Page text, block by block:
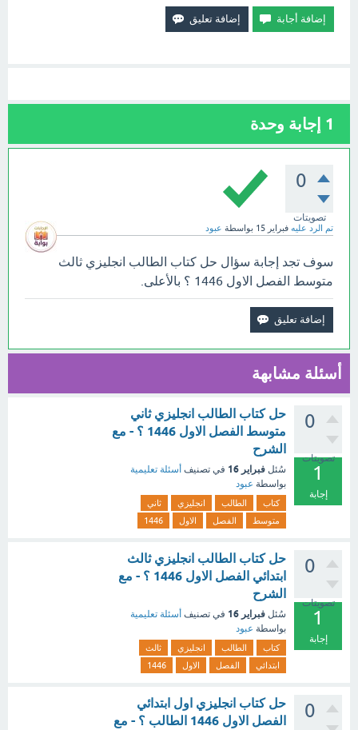
1 إجابة وحدة
0
تصويتات
تم الرد عليه فبراير 15 بواسطة عبود
سوف تجد إجابة سؤال حل كتاب الطالب انجليزي ثالث
متوسط الفصل الاول 1446 ؟ بالأعلى.
أسئلة مشابهة
0
تصويتات
1
إجابة
حل كتاب الطالب انجليزي ثاني
متوسط الفصل الاول 1446 ؟ - مع
الشرح
سُئل فبراير 16 في تصنيف أسئلة تعليمية
بواسطة عبود
كتاب الطالب انجليزي
ثاني
متوسط
الفصل الاول 1446
0
تصويتات
1
إجابة
حل كتاب الطالب انجليزي ثالث
ابتدائي الفصل الاول 1446 ؟ - مع
الشرح
سُئل فبراير 16 في تصنيف أسئلة تعليمية
بواسطة عبود
كتاب الطالب انجليزي
ثالث
ابتدائي
الفصل الاول 1446
0
حل كتاب انجليزي اول ابتدائي
الفصل الاول 1446 الطالب ؟ - مع